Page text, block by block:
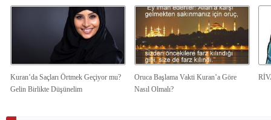
Kuran’da Saçları Örtmek Geçiyor mu?
Gelin Birlikte Düşünelim
Oruca Başlama Vakti Kuran’a Göre
Nasıl Olmalı?